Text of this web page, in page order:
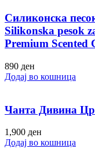
Силиконска
Silikonska pesok
Premium Scented
890 ден
Додај во кошница
Чанта Дивина
1,900 ден
Додај во кошница